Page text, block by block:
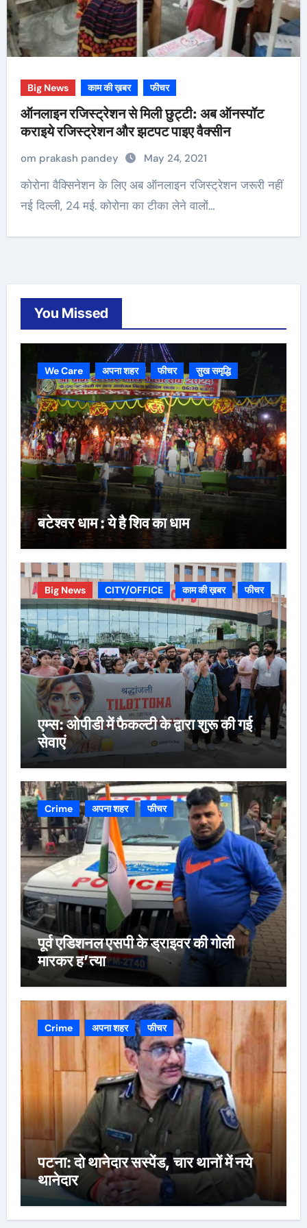
Big News काम की ख़बर फीचर
ऑनलाइन रजिस्ट्रेशन से मिली छुट्टी: अब ऑनस्पॉट
कराइये रजिस्ट्रेशन और झटपट पाइए वैक्सीन
om prakash pandey May 24, 2021
कोरोना वैक्सिनेशन के लिए अब ऑनलाइन रजिस्ट्रेशन जरूरी नहीं
नई दिल्ली, 24 मई. कोरोना का टीका लेने वालों…
You Missed
We Care अपना शहर फीचर सुख समृद्धि
बटेश्वर धाम : ये है शिव का धाम
Big News CITY/OFFICE काम की ख़बर फीचर
एम्स: ओपीडी में फैकल्टी के द्वारा शुरू की गई
सेवाएं
Crime अपना शहर फीचर
पूर्व एडिशनल एसपी के ड्राइवर की गोली
मारकर ह’त्या
Crime अपना शहर फीचर
पटना: दो थानेदार सस्पेंड, चार थानों में नये
थानेदार